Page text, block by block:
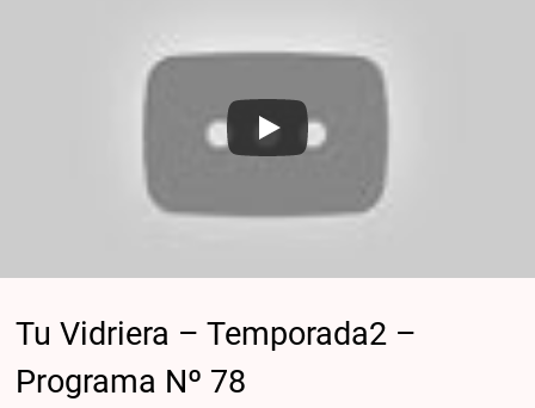
Tu Vidriera – Temporada2 –
Programa Nº 78